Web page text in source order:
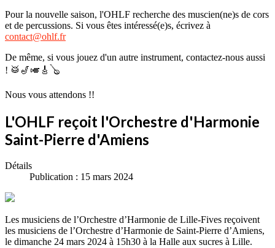
Pour la nouvelle saison, l'OHLF recherche des muscien(ne)s de cors
et de percussions. Si vous êtes intéressé(e)s, écrivez à
contact@ohlf.fr
De même, si vous jouez d'un autre instrument, contactez-nous aussi
! 🥁🎷🎺🎸🪕
Nous vous attendons !!
L'OHLF reçoit l'Orchestre d'Harmonie
Saint-Pierre d'Amiens
Détails
Publication : 15 mars 2024
Les musiciens de l’Orchestre d’Harmonie de Lille-Fives reçoivent
les musiciens de l’Orchestre d’Harmonie de Saint-Pierre d’Amiens,
le dimanche 24 mars 2024 à 15h30 à la Halle aux sucres à Lille.